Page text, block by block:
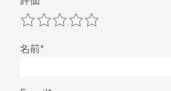
5
4
3
2